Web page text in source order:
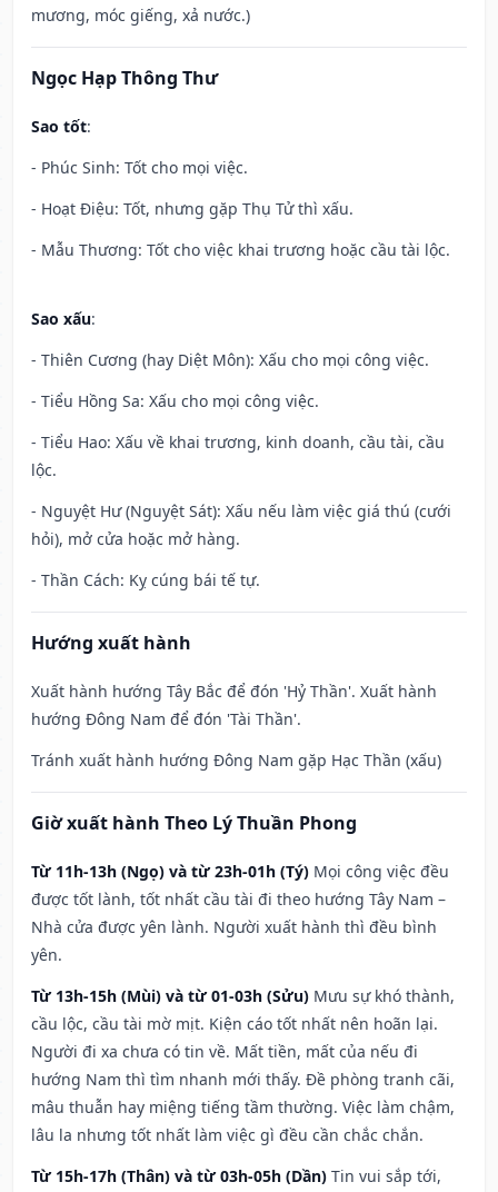
mương, móc giếng, xả nước.)
Ngọc Hạp Thông Thư
Sao tốt:
- Phúc Sinh: Tốt cho mọi việc.
- Hoạt Điệu: Tốt, nhưng gặp Thụ Tử thì xấu.
- Mẫu Thương: Tốt cho việc khai trương hoặc cầu tài lộc.
Sao xấu:
- Thiên Cương (hay Diệt Môn): Xấu cho mọi công việc.
- Tiểu Hồng Sa: Xấu cho mọi công việc.
- Tiểu Hao: Xấu về khai trương, kinh doanh, cầu tài, cầu
lộc.
- Nguyệt Hư (Nguyệt Sát): Xấu nếu làm việc giá thú (cưới
hỏi), mở cửa hoặc mở hàng.
- Thần Cách: Kỵ cúng bái tế tự.
Hướng xuất hành
Xuất hành hướng Tây Bắc để đón 'Hỷ Thần'. Xuất hành
hướng Đông Nam để đón 'Tài Thần'.
Tránh xuất hành hướng Đông Nam gặp Hạc Thần (xấu)
Giờ xuất hành Theo Lý Thuần Phong
Từ 11h-13h (Ngọ) và từ 23h-01h (Tý) Mọi công việc đều
được tốt lành, tốt nhất cầu tài đi theo hướng Tây Nam –
Nhà cửa được yên lành. Người xuất hành thì đều bình
yên.
Từ 13h-15h (Mùi) và từ 01-03h (Sửu) Mưu sự khó thành,
cầu lộc, cầu tài mờ mịt. Kiện cáo tốt nhất nên hoãn lại.
Người đi xa chưa có tin về. Mất tiền, mất của nếu đi
hướng Nam thì tìm nhanh mới thấy. Đề phòng tranh cãi,
mâu thuẫn hay miệng tiếng tầm thường. Việc làm chậm,
lâu la nhưng tốt nhất làm việc gì đều cần chắc chắn.
Từ 15h-17h (Thân) và từ 03h-05h (Dần) Tin vui sắp tới,